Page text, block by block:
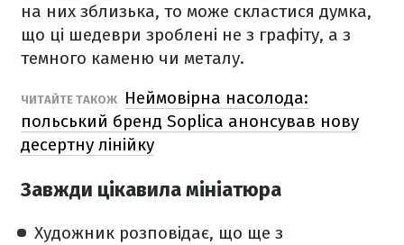
на них зблизька, то може скластися думка,
що ці шедеври зроблені не з графіту, а з
темного каменю чи металу.
ЧИТАЙТЕ ТАКОЖ
Неймовірна насолода:
польський бренд Soplica анонсував нову
десертну лінійку
Завжди цікавила мініатюра
Художник розповідає, що ще з